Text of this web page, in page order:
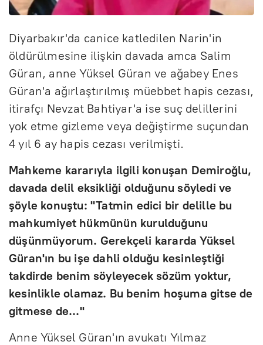
Diyarbakır'da canice katledilen Narin'in
öldürülmesine ilişkin davada amca Salim
Güran, anne Yüksel Güran ve ağabey Enes
Güran'a ağırlaştırılmış müebbet hapis cezası,
itirafçı Nevzat Bahtiyar'a ise suç delillerini
yok etme gizleme veya değiştirme suçundan
4 yıl 6 ay hapis cezası verilmişti.
Mahkeme kararıyla ilgili konuşan Demiroğlu,
davada delil eksikliği olduğunu söyledi ve
şöyle konuştu: "Tatmin edici bir delille bu
mahkumiyet hükmünün kurulduğunu
düşünmüyorum. Gerekçeli kararda Yüksel
Güran'ın bu işe dahli olduğu kesinleştiği
takdirde benim söyleyecek sözüm yoktur,
kesinlikle olamaz. Bu benim hoşuma gitse de
gitmese de..."
Anne Yüksel Güran'ın avukatı Yılmaz